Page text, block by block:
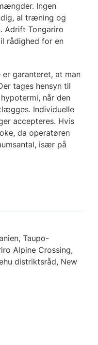
Ingen
al træning og
Adrift Tongariro
rådighed for en
garanteret, at man
tages hensyn til
når den
Individuelle
accepteres. Hvis
da operatøren
især på
Taupo-
Alpine Crossing,
distriktsråd, New